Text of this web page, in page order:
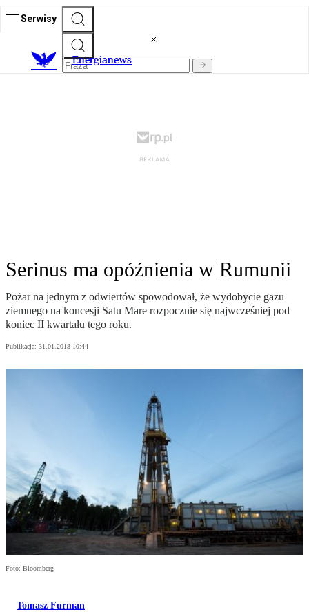
Serwisy
Energianews
Serinus ma opóźnienia w Rumunii
Pożar na jednym z odwiertów spowodował, że wydobycie gazu
ziemnego na koncesji Satu Mare rozpocznie się najwcześniej pod
koniec II kwartału tego roku.
Publikacja: 31.01.2018 10:44
Foto: Bloomberg
Tomasz Furman